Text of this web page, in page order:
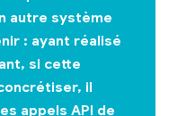
autre système
: ayant réalisé
, si cette
il
appels API de